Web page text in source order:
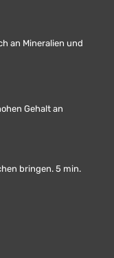
an Mineralien und
Gehalt an
bringen. 5 min.